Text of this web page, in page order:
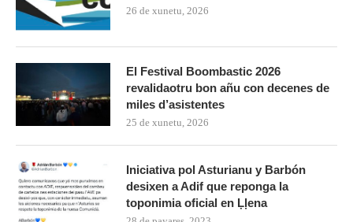
26 de xunetu, 2026
El Festival Boombastic 2026
revalidaotru bon añu con decenes de
miles d’asistentes
25 de xunetu, 2026
Iniciativa pol Asturianu y Barbón
desixen a Adif que reponga la
toponimia oficial en Ḷḷena